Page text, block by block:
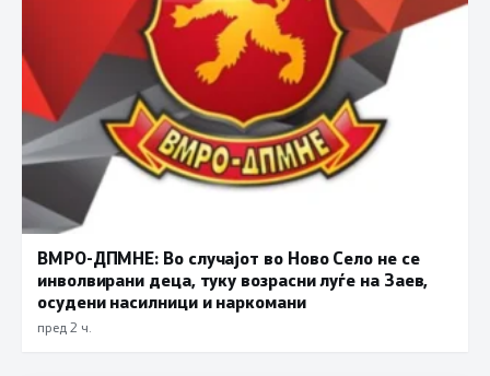
ВМРО-ДПМНЕ: Во случајот во Ново Село не се
инволвирани деца, туку возрасни луѓе на Заев,
осудени насилници и наркомани
пред 2 ч.